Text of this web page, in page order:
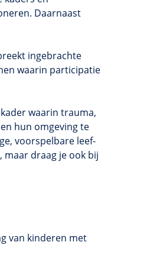
Daarnaast
ingebrachte
waarin participatie
waarin trauma,
hun omgeving te
voorspelbare leef-
maar draag je ook bij
van kinderen met